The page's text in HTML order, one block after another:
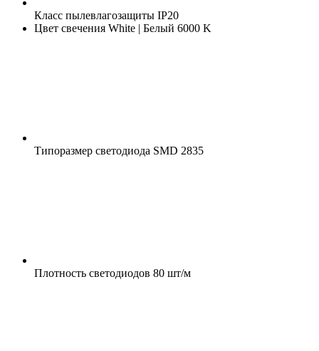
Класс пылевлагозащиты IP20
Цвет свечения White | Белый 6000 K
Типоразмер светодиода SMD 2835
Плотность светодиодов 80 шт/м